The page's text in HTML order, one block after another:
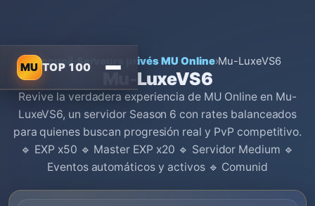
MU TOP 100
Accueil› Serveurs privés MU Online›Mu-LuxeVS6
Mu-LuxeVS6
Revive la verdadera experiencia de MU Online en Mu-
LuxeVS6, un servidor Season 6 con rates balanceados
para quienes buscan progresión real y PvP competitivo.
🔹 EXP x50 🔹 Master EXP x20 🔹 Servidor Medium 🔹
Eventos automáticos y activos 🔹 Comunid